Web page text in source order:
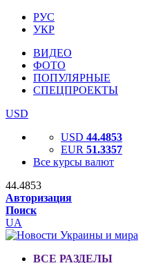
РУС
УКР
ВИДЕО
ФОТО
ПОПУЛЯРНЫЕ
СПЕЦПРОЕКТЫ
USD
USD 44.4853
EUR 51.3357
Все курсы валют
44.4853
Авторизация
Поиск
UA
ВСЕ РАЗДЕЛЫ